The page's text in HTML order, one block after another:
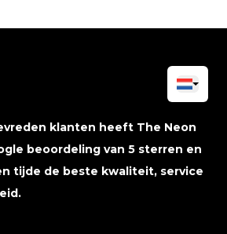
klanten heeft The Neon
beoordeling van 5 sterren en
tijde de beste kwaliteit, service